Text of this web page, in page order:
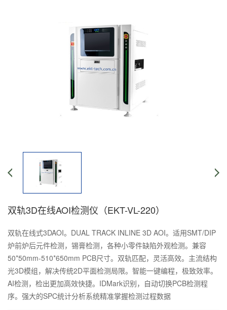
双轨3D在线AOI检测仪（EKT-VL-220）
双轨在线式3DAOI。DUAL TRACK INLINE 3D AOI。适用SMT/DIP
炉前炉后元件检测，锡膏检测，各种小零件缺陷外观检测。兼容
50*50mm-510*650mm PCB尺寸。双轨匹配，灵活高效。主流结构
光3D模组，解决传统2D平面检测局限。智能一键编程，极致效率。
AI检测，检出更加高效快捷。IDMark识别，自动切换PCB检测程
序。强大的SPC统计分析系统精准掌握检测过程数据